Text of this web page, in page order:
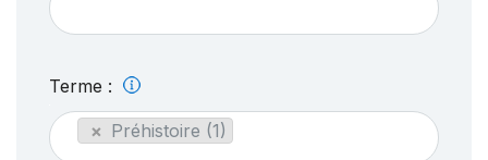
Terme :
× Préhistoire (1)